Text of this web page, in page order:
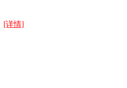
[详情]